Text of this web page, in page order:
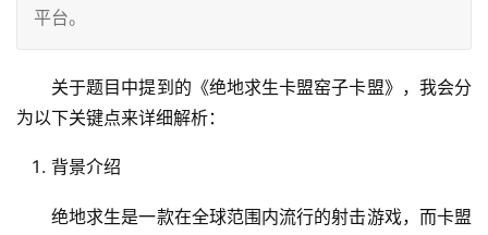
平台。
关于题目中提到的《绝地求生卡盟窑子卡盟》，我会分
为以下关键点来详细解析：
背景介绍
绝地求生是一款在全球范围内流行的射击游戏，而卡盟